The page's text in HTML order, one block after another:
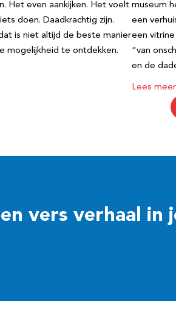
Het even aankijken. Het voelt
doen. Daadkrachtig zijn.
is niet altijd de beste manier
mogelijkheid te ontdekken.
museum
een
een
“van
en de
Lees meer
vers verhaal in